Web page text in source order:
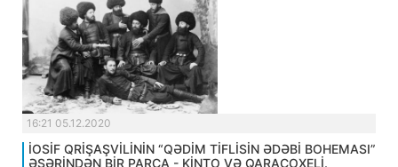
16:21 05.12.2020
İOSİF QRİŞAŞVİLİNİN “QƏDİM TİFLİSİN ƏDƏBİ BOHEMASI”
ƏSƏRİNDƏN BİR PARÇA - KİNTO VƏ QARAÇOXELİ.